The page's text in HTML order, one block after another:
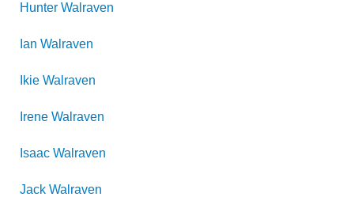
Hunter Walraven
Ian Walraven
Ikie Walraven
Irene Walraven
Isaac Walraven
Jack Walraven